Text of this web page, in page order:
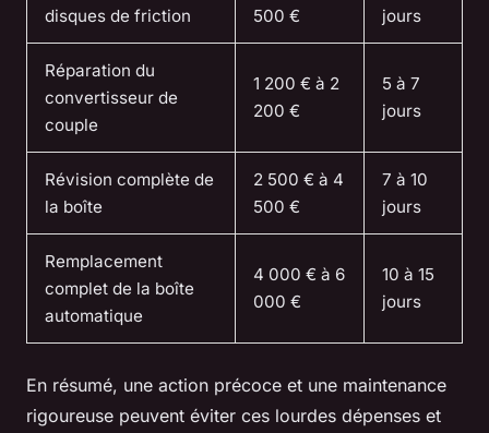
disques de friction
500 €
jours
Réparation du
convertisseur de
couple
1 200 € à 2
200 €
5 à 7
jours
Révision complète de
la boîte
2 500 € à 4
500 €
7 à 10
jours
Remplacement
complet de la boîte
automatique
4 000 € à 6
000 €
10 à 15
jours
En résumé, une action précoce et une maintenance
rigoureuse peuvent éviter ces lourdes dépenses et